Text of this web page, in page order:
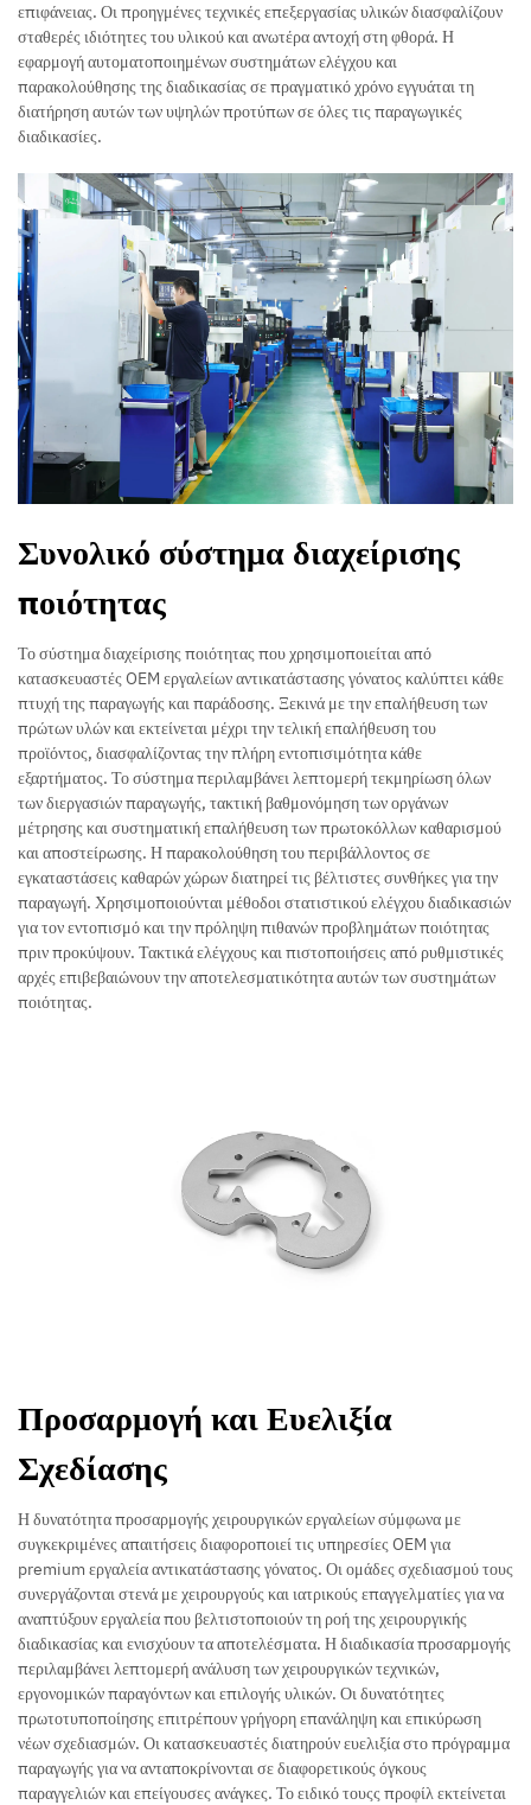
επιφάνειας. Οι προηγμένες τεχνικές επεξεργασίας υλικών διασφαλίζουν
σταθερές ιδιότητες του υλικού και ανωτέρα αντοχή στη φθορά. Η
εφαρμογή αυτοματοποιημένων συστημάτων ελέγχου και
παρακολούθησης της διαδικασίας σε πραγματικό χρόνο εγγυάται τη
διατήρηση αυτών των υψηλών προτύπων σε όλες τις παραγωγικές
διαδικασίες.
Συνολικό σύστημα διαχείρισης
ποιότητας
Το σύστημα διαχείρισης ποιότητας που χρησιμοποιείται από
κατασκευαστές OEM εργαλείων αντικατάστασης γόνατος καλύπτει κάθε
πτυχή της παραγωγής και παράδοσης. Ξεκινά με την επαλήθευση των
πρώτων υλών και εκτείνεται μέχρι την τελική επαλήθευση του
προϊόντος, διασφαλίζοντας την πλήρη εντοπισιμότητα κάθε
εξαρτήματος. Το σύστημα περιλαμβάνει λεπτομερή τεκμηρίωση όλων
των διεργασιών παραγωγής, τακτική βαθμονόμηση των οργάνων
μέτρησης και συστηματική επαλήθευση των πρωτοκόλλων καθαρισμού
και αποστείρωσης. Η παρακολούθηση του περιβάλλοντος σε
εγκαταστάσεις καθαρών χώρων διατηρεί τις βέλτιστες συνθήκες για την
παραγωγή. Χρησιμοποιούνται μέθοδοι στατιστικού ελέγχου διαδικασιών
για τον εντοπισμό και την πρόληψη πιθανών προβλημάτων ποιότητας
πριν προκύψουν. Τακτικά ελέγχους και πιστοποιήσεις από ρυθμιστικές
αρχές επιβεβαιώνουν την αποτελεσματικότητα αυτών των συστημάτων
ποιότητας.
Προσαρμογή και Ευελιξία
Σχεδίασης
Η δυνατότητα προσαρμογής χειρουργικών εργαλείων σύμφωνα με
συγκεκριμένες απαιτήσεις διαφοροποιεί τις υπηρεσίες OEM για
premium εργαλεία αντικατάστασης γόνατος. Οι ομάδες σχεδιασμού τους
συνεργάζονται στενά με χειρουργούς και ιατρικούς επαγγελματίες για να
αναπτύξουν εργαλεία που βελτιστοποιούν τη ροή της χειρουργικής
διαδικασίας και ενισχύουν τα αποτελέσματα. Η διαδικασία προσαρμογής
περιλαμβάνει λεπτομερή ανάλυση των χειρουργικών τεχνικών,
εργονομικών παραγόντων και επιλογής υλικών. Οι δυνατότητες
πρωτοτυποποίησης επιτρέπουν γρήγορη επανάληψη και επικύρωση
νέων σχεδιασμών. Οι κατασκευαστές διατηρούν ευελιξία στο πρόγραμμα
παραγωγής για να ανταποκρίνονται σε διαφορετικούς όγκους
παραγγελιών και επείγουσες ανάγκες. Το ειδικό τουςς προφίλ εκτείνεται